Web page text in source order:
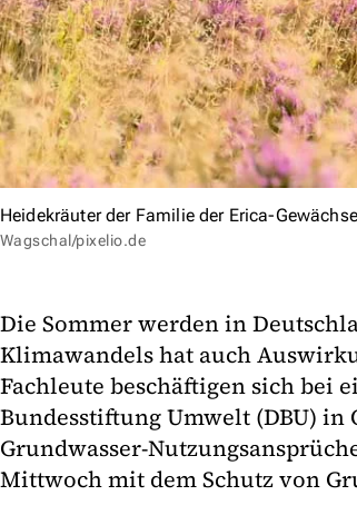
Heidekräuter der Familie der Erica-
Wagschal/pixelio.de
Die Sommer werden in
Klimawandels hat auch
Fachleute beschäftigen sich bei
Bundesstiftung Umwelt (DBU) in
Grundwasser-
Mittwoch mit dem Schutz von